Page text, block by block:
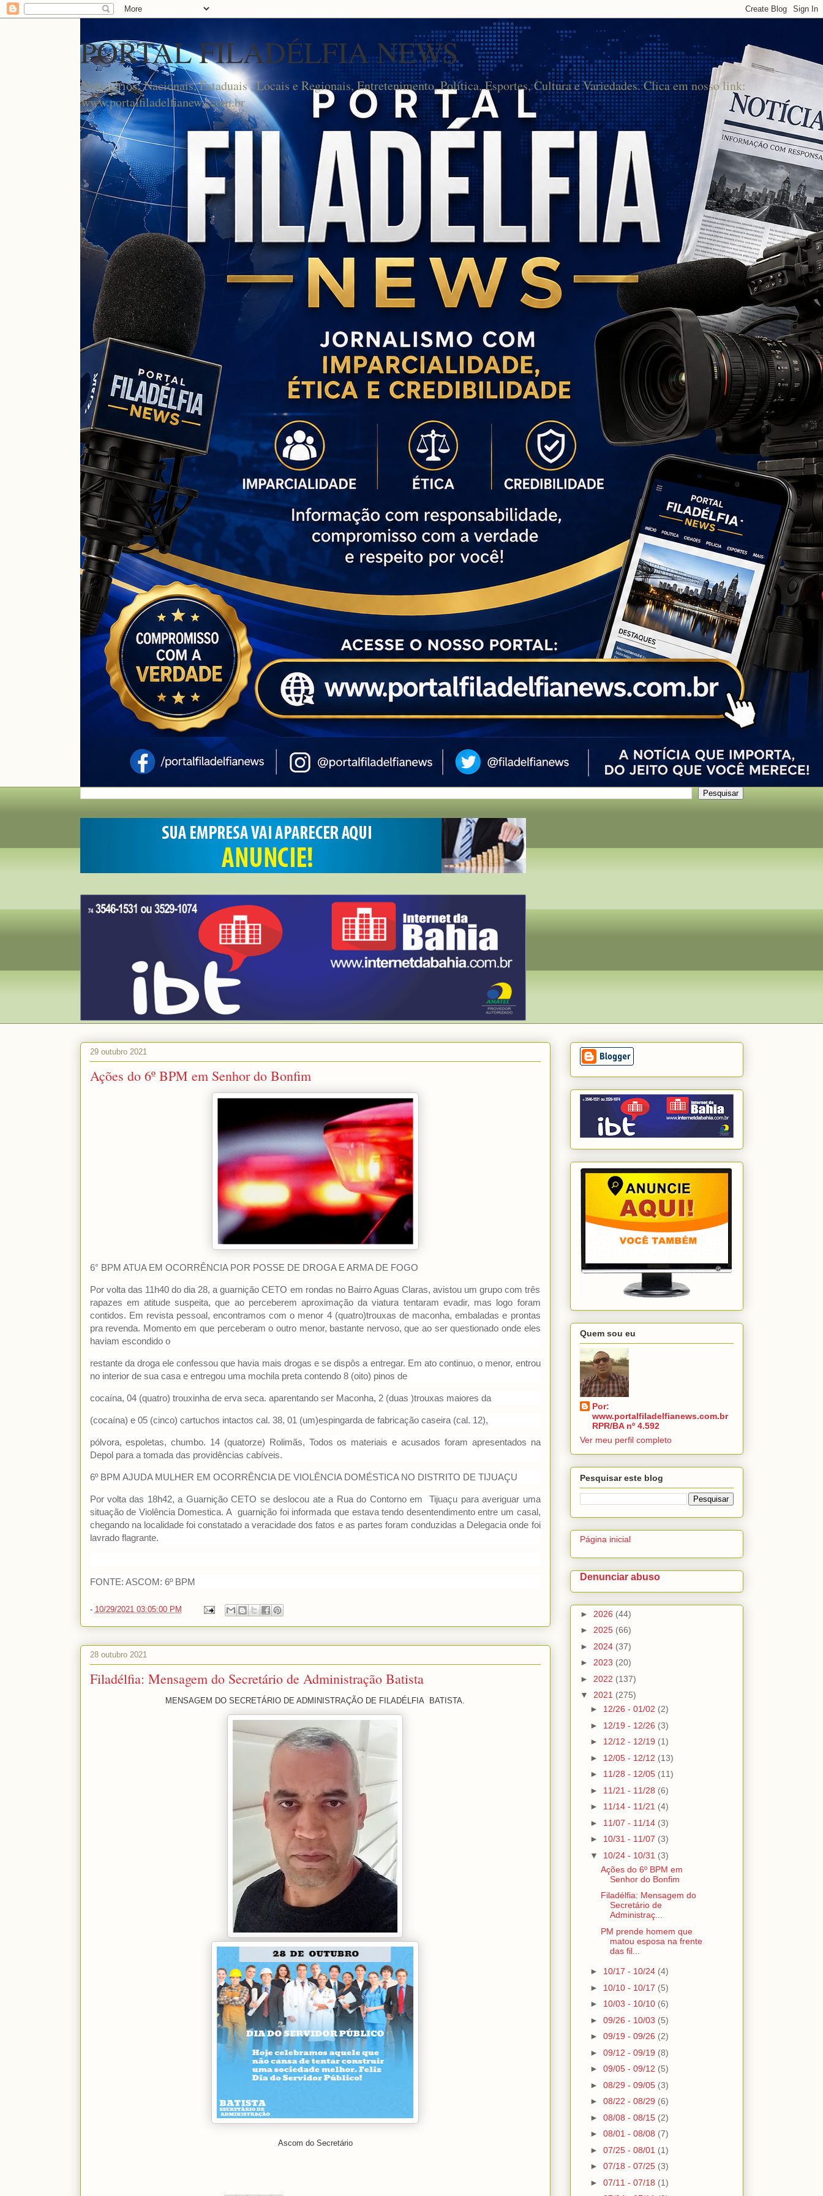
PORTAL FILADÉLFIA NEWS
Noticiários: Nacionais, Estaduais , Locais e Regionais, Entretenimento, Política, Esportes, Cultura e Variedades. Clica em nosso link:
www.portalfiladelfianews.com.br
29 outubro 2021
Ações do 6º BPM em Senhor do Bonfim
6° BPM ATUA EM OCORRÊNCIA POR POSSE DE DROGA E ARMA DE FOGO
Por volta das 11h40 do dia 28, a guarnição CETO em rondas no Bairro Aguas Claras, avistou um grupo com três
rapazes em atitude suspeita, que ao perceberem aproximação da viatura tentaram evadir, mas logo foram
contidos. Em revista pessoal, encontramos com o menor 4 (quatro)trouxas de maconha, embaladas e prontas
pra revenda. Momento em que perceberam o outro menor, bastante nervoso, que ao ser questionado onde eles
haviam escondido o
restante da droga ele confessou que havia mais drogas e se dispôs a entregar. Em ato continuo, o menor, entrou
no interior de sua casa e entregou uma mochila preta contendo 8 (oito) pinos de
cocaína, 04 (quatro) trouxinha de erva seca. aparentando ser Maconha, 2 (duas )trouxas maiores da
(cocaína) e 05 (cinco) cartuchos intactos cal. 38, 01 (um)espingarda de fabricação caseira (cal. 12),
pólvora, espoletas, chumbo. 14 (quatorze) Rolimãs, Todos os materiais e acusados foram apresentados na
Depol para a tomada das providências cabíveis.
6º BPM AJUDA MULHER EM OCORRÊNCIA DE VIOLÊNCIA DOMÉSTICA NO DISTRITO DE TIJUAÇU
Por volta das 18h42, a Guarnição CETO se deslocou ate a Rua do Contorno em Tijuaçu para averiguar uma
situação de Violência Domestica. A guarnição foi informada que estava tendo desentendimento entre um casal,
chegando na localidade foi constatado a veracidade dos fatos e as partes foram conduzidas a Delegacia onde foi
lavrado flagrante.
FONTE: ASCOM: 6º BPM
- 10/29/2021 03:05:00 PM
28 outubro 2021
Filadélfia: Mensagem do Secretário de Administração Batista
MENSAGEM DO SECRETÁRIO DE ADMINISTRAÇÃO DE FILADÉLFIA BATISTA.
Ascom do Secretário
Quem sou eu
Por:
www.portalfiladelfianews.com.br
RPR/BA nº 4.592
Ver meu perfil completo
Pesquisar este blog
Página inicial
Denunciar abuso
► 2026 (44)
► 2025 (66)
► 2024 (37)
► 2023 (20)
► 2022 (137)
▼ 2021 (275)
► 12/26 - 01/02 (2)
► 12/19 - 12/26 (3)
► 12/12 - 12/19 (1)
► 12/05 - 12/12 (13)
► 11/28 - 12/05 (11)
► 11/21 - 11/28 (6)
► 11/14 - 11/21 (4)
► 11/07 - 11/14 (3)
► 10/31 - 11/07 (3)
▼ 10/24 - 10/31 (3)
Ações do 6º BPM em
Senhor do Bonfim
Filadélfia: Mensagem do
Secretário de
Administraç...
PM prende homem que
matou esposa na frente
das fil...
► 10/17 - 10/24 (4)
► 10/10 - 10/17 (5)
► 10/03 - 10/10 (6)
►09/26 - 10/03 (5)
►09/19 - 09/26 (2)
►09/12 - 09/19 (8)
►09/05 - 09/12 (5)
►08/29 - 09/05 (3)
►08/22 - 08/29 (6)
►08/08 - 08/15 (2)
►08/01 - 08/08 (7)
►07/25 - 08/01 (1)
►07/18 - 07/25 (3)
►07/11 - 07/18 (1)